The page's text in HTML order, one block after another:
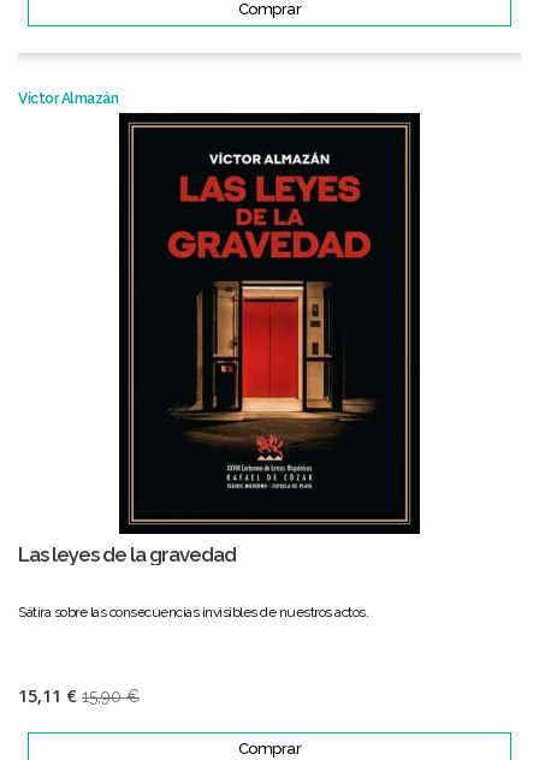
Comprar
Víctor Almazán
Las leyes de la gravedad
Sátira sobre las consecuencias invisibles de nuestros actos.
15,11 € 15,90 €
Comprar